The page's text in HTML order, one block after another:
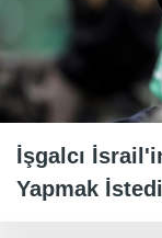
İşgalcı
Yapmak